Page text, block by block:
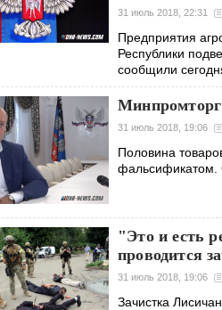
31 июль 2018, 22:31
Предприятия
Республики
сообщили
31 июль 2018, 19:06
Половина
фальсификатом.
"Это и есть
проводится
31 июль 2018, 19:06
Зачистка